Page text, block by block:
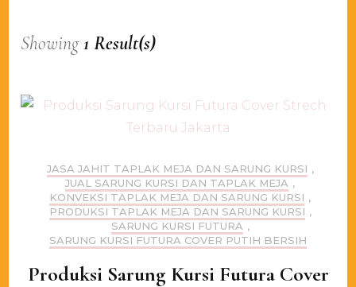
Showing1 Result(s)
JASA JAHIT TAPLAK MEJA DAN SARUNG KURSI ,
JUAL SARUNG KURSI DAN TAPLAK MEJA ,
KONVEKSI TAPLAK MEJA DAN SARUNG KURSI ,
PRODUKSI TAPLAK MEJA DAN SARUNG KURSI ,
SARUNG KURSI FUTURA ,
SARUNG KURSI FUTURA COVER PUTIH BERSIH
Produksi Sarung Kursi Futura Cover